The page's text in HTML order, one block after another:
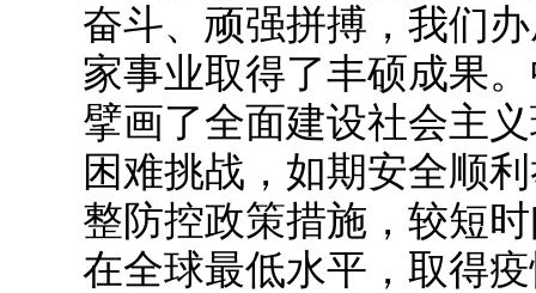
奋斗、顽强拼搏，我们
家事业取得了丰硕成果
擘画了全面建设社会主
困难挑战，如期安全顺
整防控政策措施，较短
在全球最低水平，取得